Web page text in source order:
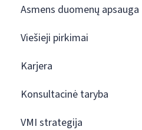
Asmens duomenų apsauga
Viešieji pirkimai
Karjera
Konsultacinė taryba
VMI strategija